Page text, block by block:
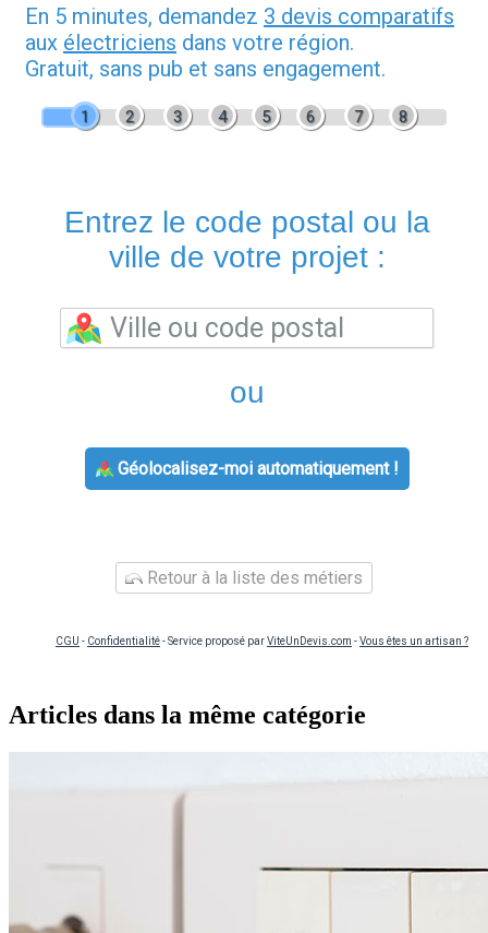
En 5 minutes, demandez 3 devis comparatifs
aux électriciens dans votre région.
Gratuit, sans pub et sans engagement.
1 2 3 4 5 6 7 8
Entrez le code postal ou la
ville de votre projet :
ou
Géolocalisez-moi automatiquement !
Retour à la liste des métiers
CGU - Confidentialité- Service proposé parViteUnDevis.com -Vous êtes un artisan ?
Articles dans la même catégorie